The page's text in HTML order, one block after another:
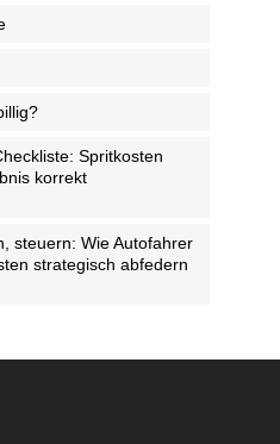
Spritkosten
korrekt
steuern: Wie Autofahrer
strategisch abfedern